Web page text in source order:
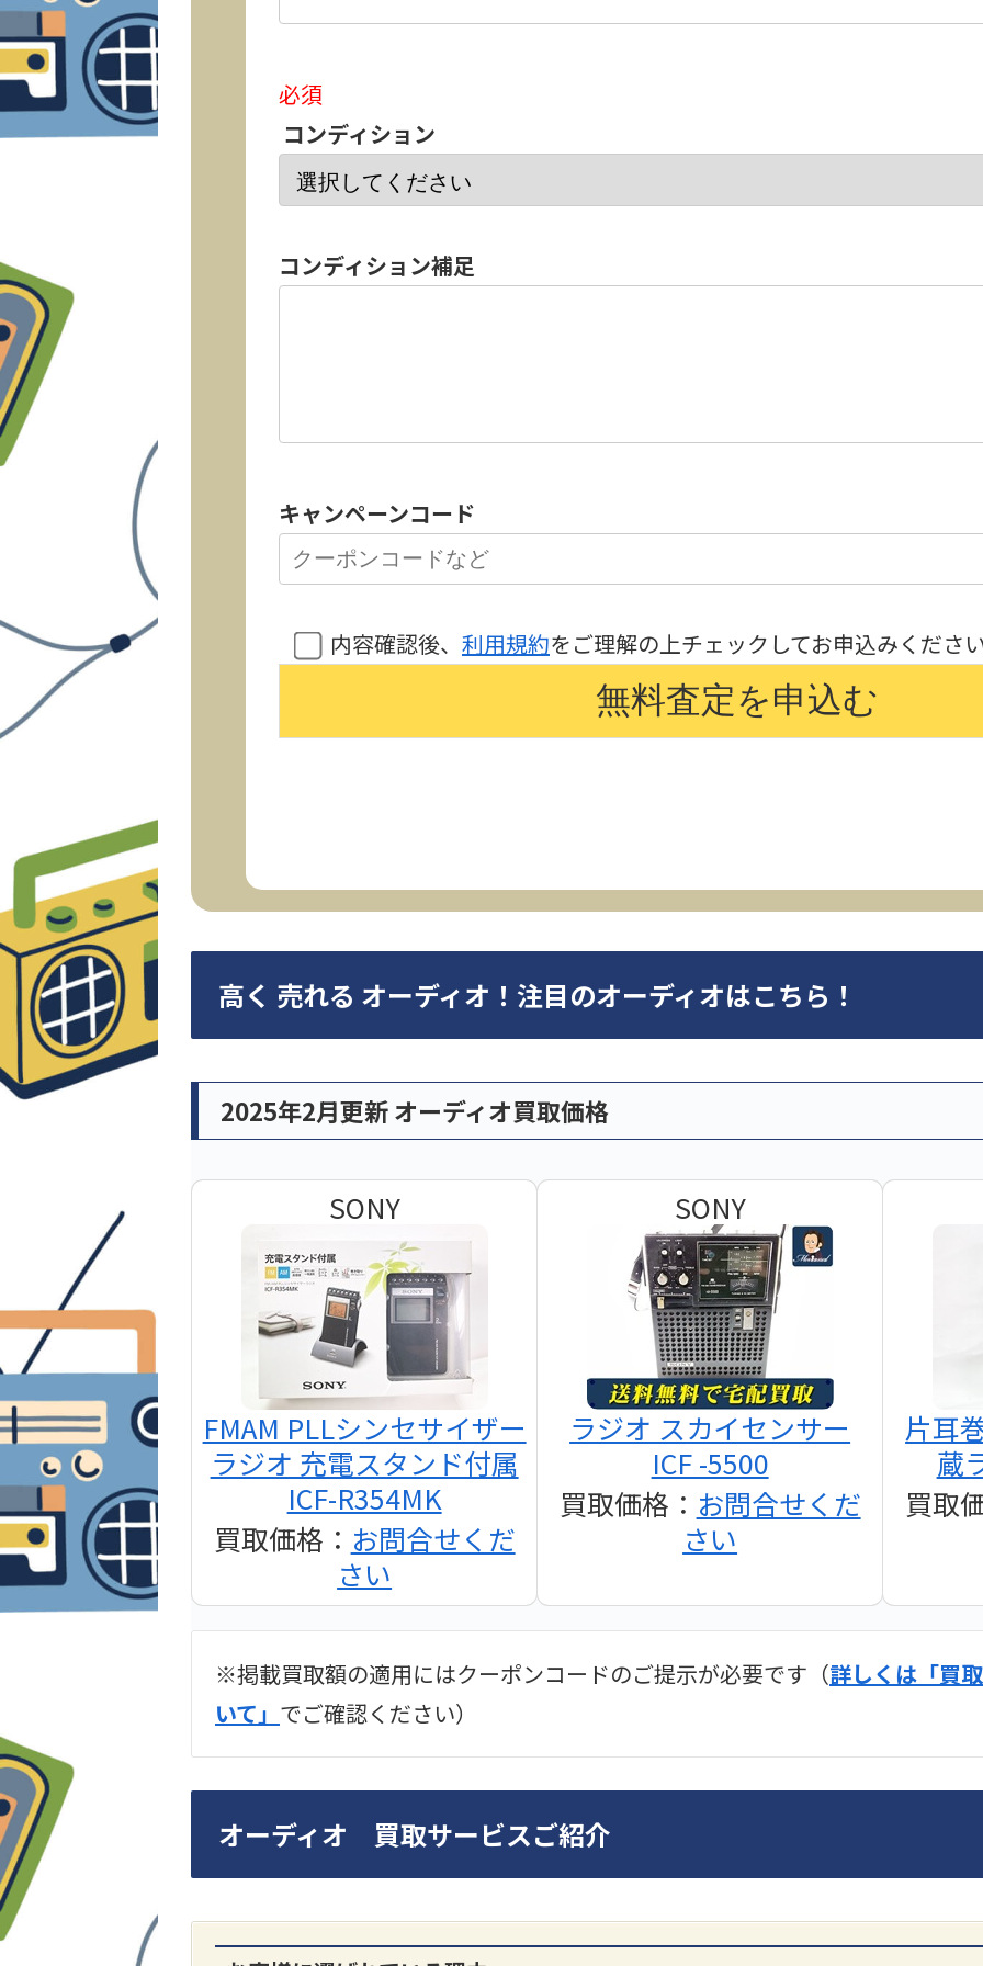
必須
コンディション
コンディション補足
キャンペーンコード
内容確認後、 利用規約をご理解の上チェックしてお申込みくださ
高く 売れる オーディオ！注目のオーディオはこちら！
2025年2月更新 オーディオ買取価格
SONY
FMAM PLLシンセサイザー
ラジオ 充電スタンド付属
ICF-R354MK
買取価格： お問合せくだ
さい
SONY
ラジオ スカイセンサー
ICF -5500
買取価格： お問合せくだ
さい
片耳
蔵
買取
2024年12月更新 オーディオ買取価格
LUXKIT
A3300 真空管プリアンプ
SONY
DA7000ES アンプ
PMA-
※掲載買取額の適用にはクーポンコードのご提示が必要です（詳しくは「買
いて」 でご確認ください）
オーディオ 買取サービスご紹介